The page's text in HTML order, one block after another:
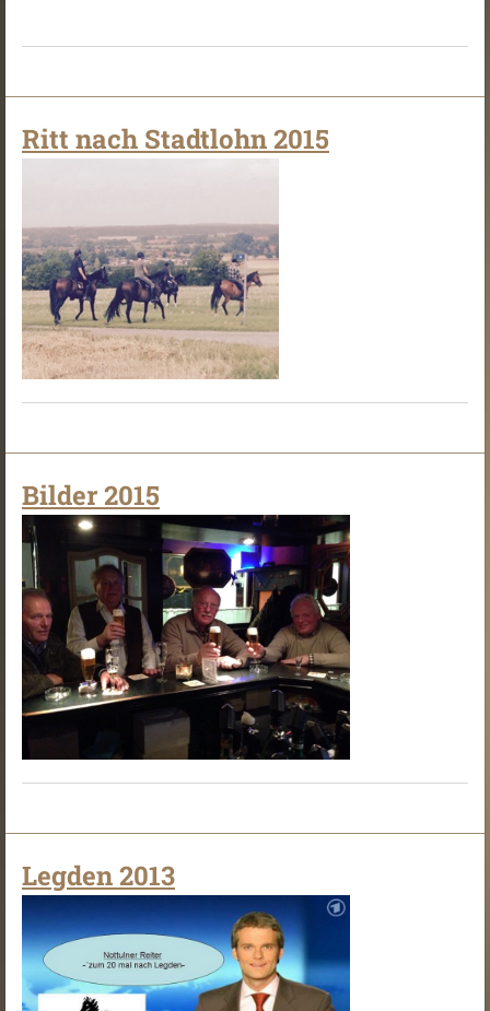
Ritt nach Stadtlohn 2015
Bilder 2015
Legden 2013